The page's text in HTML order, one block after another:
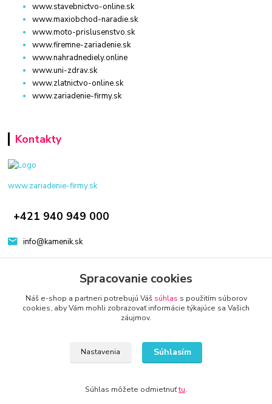
www.stavebnictvo-online.sk
www.maxiobchod-naradie.sk
www.moto-prislusenstvo.sk
www.firemne-zariadenie.sk
www.nahradnediely.online
www.uni-zdrav.sk
www.zlatnictvo-online.sk
www.zariadenie-firmy.sk
Kontakty
www.zariadenie-firmy.sk
+421 940 949 000
info@kamenik.sk
Eshop-rychlo.sk
Spracovanie cookies
Náš e-shop a partneri potrebujú Váš súhlas s použitím súborov
cookies, aby Vám mohli zobrazovať informácie týkajúce sa Vašich
záujmov.
Nastavenia Súhlasím
Súhlas môžete odmietnuťtu.